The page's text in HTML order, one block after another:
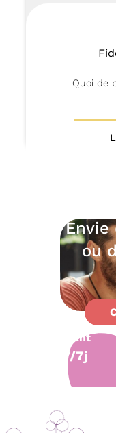
Quoi de
Envie
ou
Support
client
7/7j